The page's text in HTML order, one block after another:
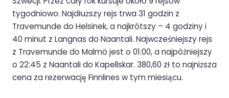
tygodniowo. Najdłuższy rejs trwa 31 godzin z
Travemunde do Helsinek, a najkrótszy – 4 godziny i
40 minut z Langnas do Naantali. Najwcześniejszy rejs
z Travemunde do Malmö jest o 01:00, a najpóźniejszy
o 22:45 z Naantali do Kapellskar. 380,60 zł to najniższa
cena za rezerwację Finnlines w tym miesiącu.